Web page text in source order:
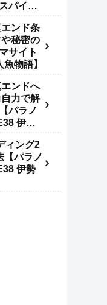
パイダ
ンド条
秘密の
サイト
物語】
ンドへ
力で解
パラノ
伊勢
ィング2
【パラノ
伊勢